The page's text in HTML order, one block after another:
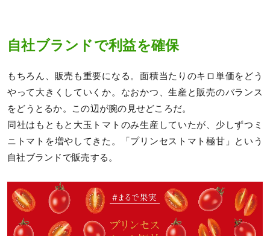
自社ブランドで利益を確保
もちろん、販売も重要になる。面積当たりのキロ単価をどう
やって大きくしていくか。なおかつ、生産と販売のバランス
をどうとるか。この辺が腕の見せどころだ。
同社はもともと大玉トマトのみ生産していたが、少しずつミ
ニトマトを増やしてきた。「プリンセストマト極甘」という
自社ブランドで販売する。